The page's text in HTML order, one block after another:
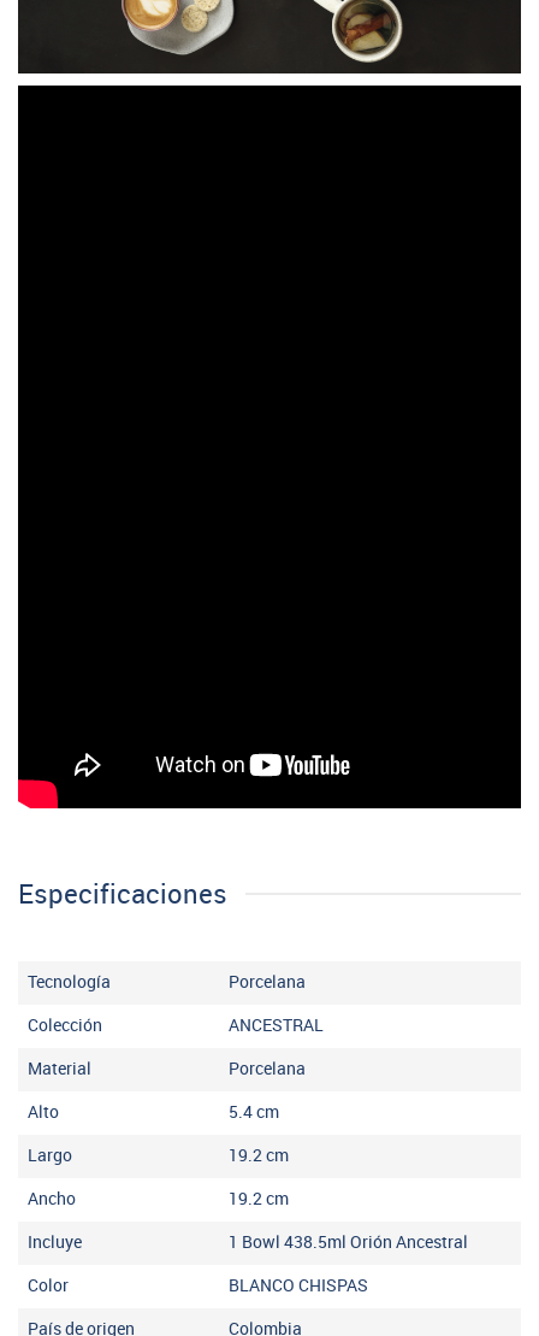
Especificaciones
Tecnología Porcelana
Colección ANCESTRAL
Material Porcelana
Alto 5.4cm
Largo 19.2cm
Ancho 19.2cm
Incluye 1 Bowl 438.5ml Orión Ancestral
Color BLANCO CHISPAS
País de origen Colombia